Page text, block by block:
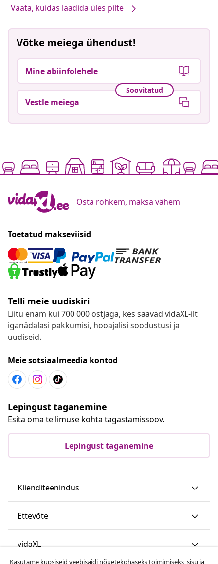
Vaata, kuidas laadida üles pilte
Võtke meiega ühendust!
Mine abiinfolehele
Soovitatud
Vestle meiega
Osta rohkem, maksa vähem
Toetatud makseviisid
Telli meie uudiskiri
Liitu enam kui 700 000 ostjaga, kes saavad vidaXL-ilt
iganädalasi pakkumisi, hooajalisi soodustusi ja
uudiseid.
Meie sotsiaalmeedia kontod
Lepingust taganemine
Esita oma tellimuse kohta tagastamissoov.
Lepingust taganemine
Klienditeenindus
Ettevõte
vidaXL
Kasutame küpsiseid veebisaidi nõuetekohaseks toimimiseks, sisu ja